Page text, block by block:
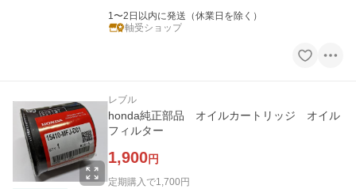
1〜2日以内に発送（休業日を除く）
軸受ショップ
レブル
honda純正部品 オイルカートリッジ オイル
フィルター
1,900円
定期購入で1,700 円